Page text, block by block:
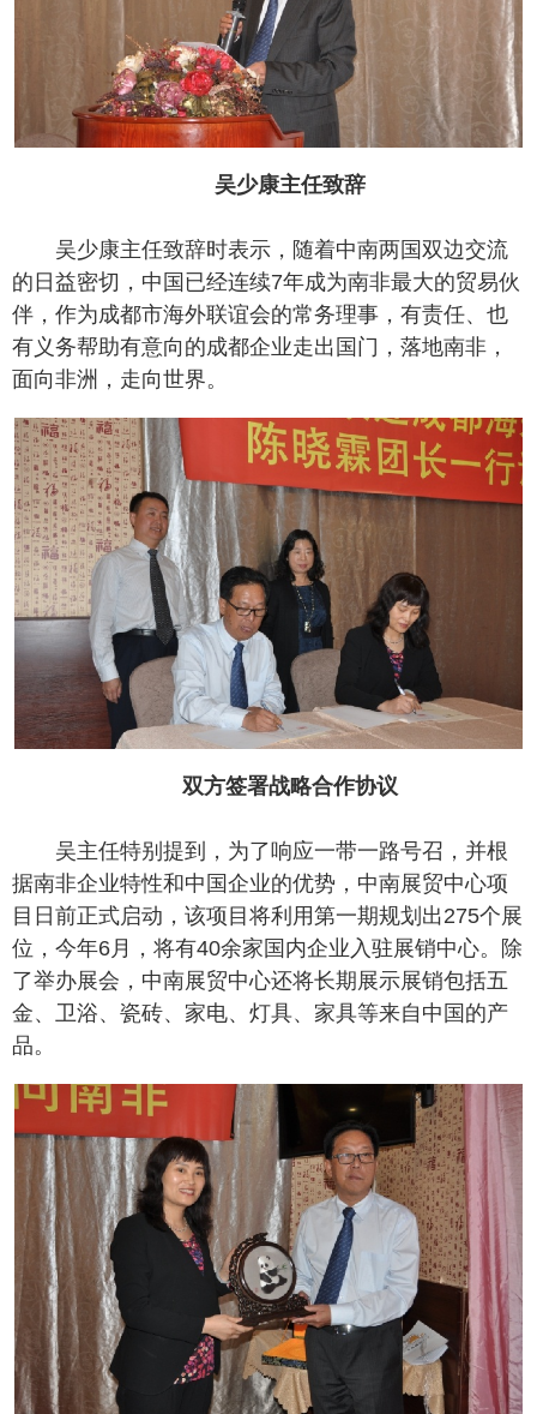
吴少康主任致辞
吴少康主任致辞时表示，随着中南两国双边交流
的日益密切，中国已经连续7年成为南非最大的贸易伙
伴，作为成都市海外联谊会的常务理事，有责任、也
有义务帮助有意向的成都企业走出国门，落地南非，
面向非洲，走向世界。
双方签署战略合作协议
吴主任特别提到，为了响应一带一路号召，并根
据南非企业特性和中国企业的优势，中南展贸中心项
目日前正式启动，该项目将利用第一期规划出275个展
位，今年6月，将有40余家国内企业入驻展销中心。除
了举办展会，中南展贸中心还将长期展示展销包括五
金、卫浴、瓷砖、家电、灯具、家具等来自中国的产
品。